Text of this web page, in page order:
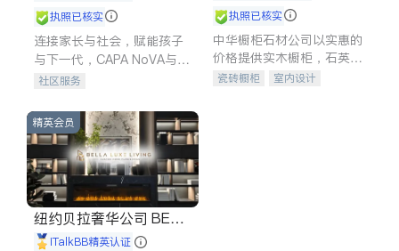
执照已核实
连接家长与社会，赋能孩子
与下一代，CAPA NoVA与您
携手建设包容、公平、充满
社区服务
执照已核实
中华橱柜石材公司以实惠的
价格提供实木橱柜，石英石
台面，多种优质不锈钢水
瓷砖橱柜
室内设计
精英会员
纽约贝拉奢华公司 BELL
A LUXE
iTalkBB精英认证